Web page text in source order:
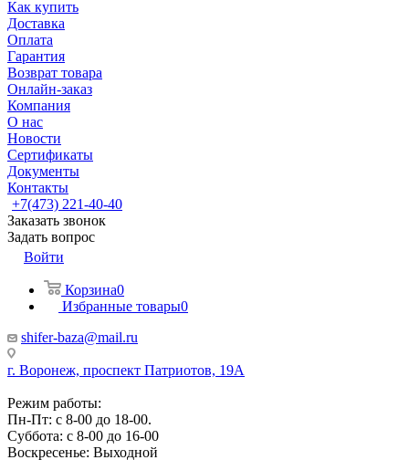
Как купить
Доставка
Оплата
Гарантия
Возврат товара
Онлайн-заказ
Компания
О нас
Новости
Сертификаты
Документы
Контакты
+7(473) 221-40-40
Заказать звонок
Задать вопрос
Войти
Корзина0
Избранные товары0
shifer-baza@mail.ru
г. Воронеж, проспект Патриотов, 19А
Режим работы:
Пн-Пт: с 8-00 до 18-00.
Суббота: с 8-00 до 16-00
Воскресенье: Выходной